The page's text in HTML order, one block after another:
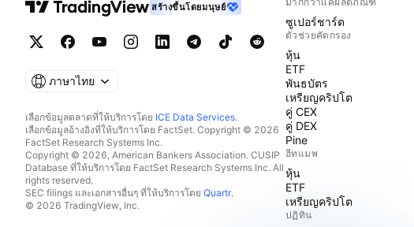
สร้างขึ้นโดยมนุษย์
ภาษาไทย
เลือกข้อมูลตลาดที่ให้บริการโดย ICE Data Services.
เลือกข้อมูลอ้างอิงที่ให้บริการโดย FactSet. Copyright © 2026
FactSet Research Systems Inc.
Copyright © 2026, American Bankers Association. CUSIP
Database ที่ให้บริการโดย FactSet Research Systems Inc. All
rights reserved.
SEC filings และเอกสารอื่นๆ ที่ให้บริการโดย Quartr.
© 2026 TradingView, Inc.
ซูเปอร์ชาร์ต
ตัวช่วยคัดกรอง
หุ้น
ETF
พันธบัตร
เหรียญคริปโต
คู่ CEX
คู่ DEX
Pine
ฮีทแมพ
หุ้น
ETF
เหรียญคริปโต
ปฏิทิน